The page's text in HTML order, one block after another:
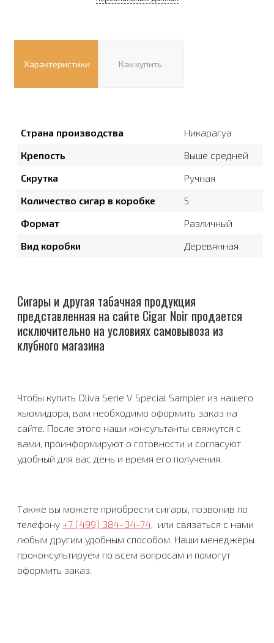
Характеристики Как купить
Страна производства
Никарагуа
Крепость
Выше средней
Скрутка
Ручная
Количество сигар в коробке
5
Формат
Различный
Вид коробки
Деревянная
Сигары и другая табачная продукция
представленная на сайте Cigar Noir продается
исключительно на условиях самовывоза из
клубного магазина
Чтобы купить Oliva Serie V Special Sampler из нашего
хьюмидора, вам необходимо оформить заказ на
сайте. После этого наши консультанты свяжутся с
вами, проинформируют о готовности и согласуют
удобный для вас день и время его получения.
Также вы можете приобрести сигары, позвонив по
телефону +7 (499) 384-34-74, или связаться с нами
любым другим удобным способом. Наши менеджеры
проконсультируем по всем вопросам и помогут
оформить заказ.